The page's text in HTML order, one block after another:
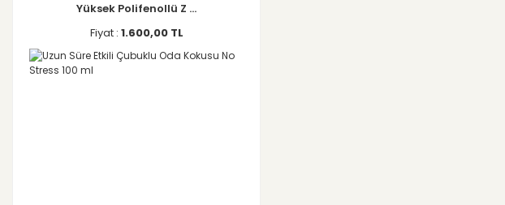
Yüksek Polifenollü Z ...
Fiyat : 1.600,00 TL